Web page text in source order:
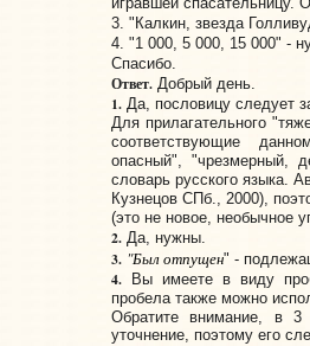
3. "Калкин, звезда
4. "1 000, 5 000, 15 000" -
Спасибо.
Ответ.Добрый день.
1.Да, пословицу следует
Для прилагательного
соответствующие
опасный", "чрезмерный,
словарь русского языка.
Кузнецов СПб., 2000),
(это не новое, необычное
2.Да, нужны.
3. "Был отпущен" -
4.Вы имеете в виду
пробела также можно
Обратите внимание, в 3
уточнение, поэтому его